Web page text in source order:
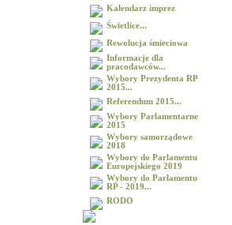
Kalendarz imprez
Świetlice...
Rewolucja śmieciowa
Informacje dla
pracodawców...
Wybory Prezydenta RP
2015...
Referendum 2015...
Wybory Parlamentarne
2015
Wybory samorządowe
2018
Wybory do Parlamentu
Europejskiego 2019
Wybory do Parlamentu
RP - 2019...
RODO